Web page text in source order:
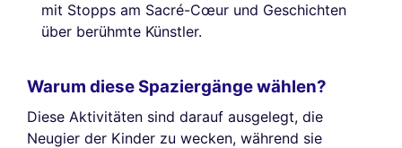
mit Stopps am Sacré-Cœur und Geschichten
über berühmte Künstler.
Warum diese Spaziergänge wählen?
Diese Aktivitäten sind darauf ausgelegt, die
Neugier der Kinder zu wecken, während sie